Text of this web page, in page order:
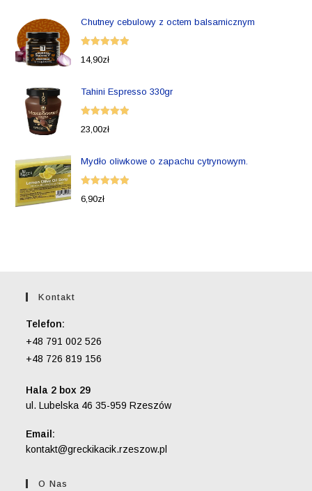
Chutney cebulowy z octem balsamicznym
Oceniono
14,90zł
Tahini Espresso 330gr
Oceniono
23,00zł
Mydło oliwkowe o zapachu cytrynowym.
Oceniono
6,90zł
Kontakt
Telefon:
+48 791 002 526
+48 726 819 156
Hala 2 box 29
ul. Lubelska 46 35-959 Rzeszów
Email:
kontakt@greckikacik.rzeszow.pl
O Nas